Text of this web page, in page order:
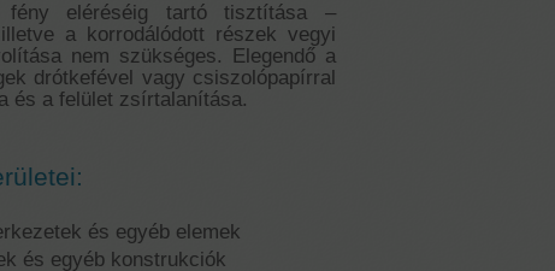
eléréséig tartó tisztítása –
a korrodálódott részek vegyi
nem szükséges. Elegendő a
drótkefével vagy csiszolópapírral
és a felület zsírtalanítása.
és egyéb elemek
és egyéb konstrukciók